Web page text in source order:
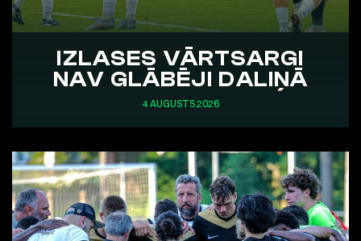
IZLASES VĀRTSARGI
NAV GLĀBĒJI DALIŅĀ
4 AUGUSTS 2026